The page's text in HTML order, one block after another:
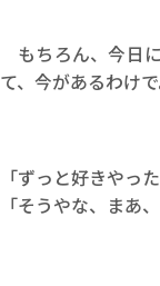
もちろん、今日
て、今があるわけ
「ずっと好きやっ
「そうやな、まあ